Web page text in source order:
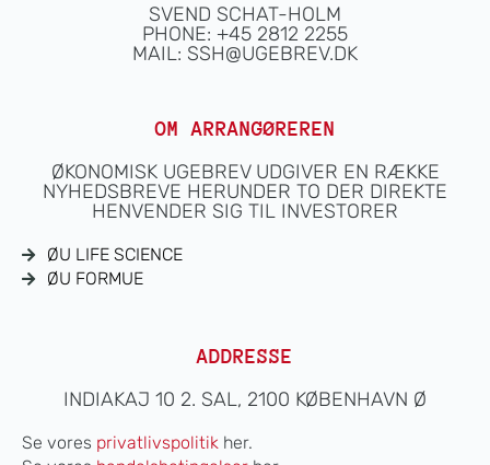
SVEND SCHAT-HOLM
PHONE: +45 2812 2255
MAIL: SSH@UGEBREV.DK
OM ARRANGØREREN
ØKONOMISK UGEBREV UDGIVER EN RÆKKE
NYHEDSBREVE HERUNDER TO DER DIREKTE
HENVENDER SIG TIL INVESTORER
ØU LIFE SCIENCE
ØU FORMUE
ADDRESSE
INDIAKAJ 10 2. SAL, 2100 KØBENHAVN Ø
Se vores privatlivspolitik her.